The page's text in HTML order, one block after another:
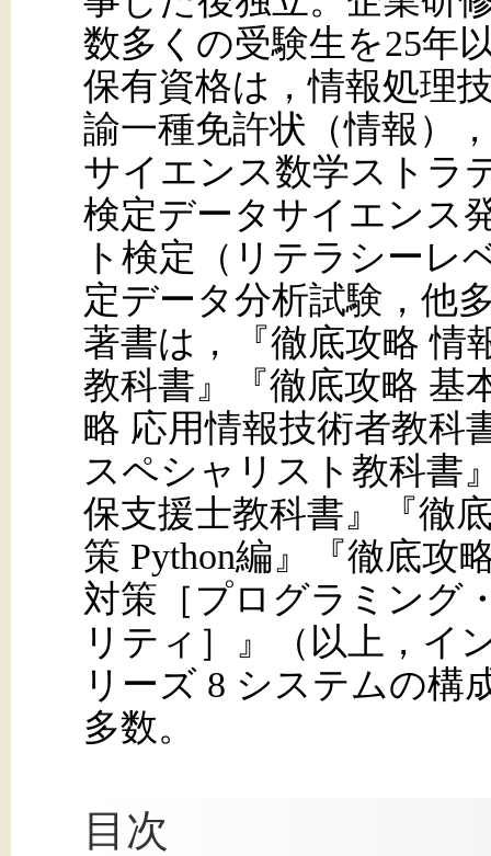
数多くの受験生を25年
保有資格は，情報処理
諭一種免許状（情報）
サイエンス数学スト
検定データサイエンス
ト検定（リテラシーレ
定データ分析試験，他
著書は，『徹底攻略 情
教科書』『徹底攻略 基
略 応用情報技術者教科
スペシャリスト教科書
保支援士教科書』『徹
策 Python編』『徹底攻
対策［プログラミング
リティ］』（以上，イ
リーズ 8 システムの構
多数。
目次